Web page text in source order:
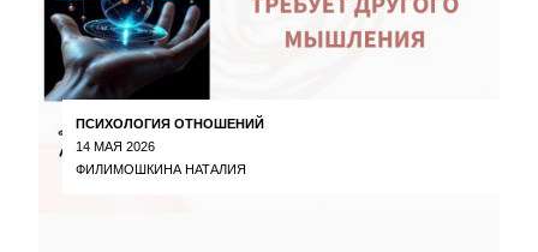
ПСИХОЛОГИЯ ОТНОШЕНИЙ
14 МАЯ 2026
ФИЛИМОШКИНА НАТАЛИЯ